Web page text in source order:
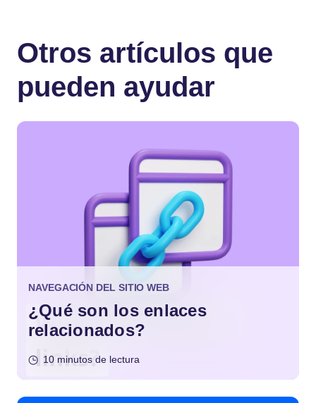
Otros artículos que
pueden ayudar
NAVEGACIÓN DEL SITIO WEB
¿Qué son los enlaces
relacionados?
10 minutos de lectura